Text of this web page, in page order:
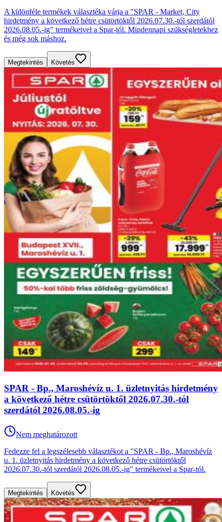
A különféle termékek választéka várja a "SPAR - Market, City
hirdetmény a következő hétre csütörtöktől 2026.07.30.-tól szerdától
2026.08.05.-ig" termékeivel a Spar-tól. Mindennapi szükségletekhez
és még sok máshoz.
Megtekintés Követés
SPAR - Bp., Maroshévíz u. 1. üzletnyitás hirdetmény
a következő hétre csütörtöktől 2026.07.30.-tól
szerdától 2026.08.05.-ig
Nem meghatározott
Fedezze fel a legszélesebb választékot a "SPAR - Bp., Maroshévíz
u. 1. üzletnyitás hirdetmény a következő hétre csütörtöktől
2026.07.30.-tól szerdától 2026.08.05.-ig" termékeivel a Spar-tól.
Megtekintés Követés